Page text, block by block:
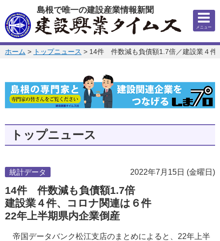
このページの本文へ
島根で唯一の建設産業情報新聞
メニュー
このページの位置:
ホーム > トップニュース > 14件 件数減も負債額1.7倍／建設業４件
トップニュース
2022年7月15日 (金曜日)
統計データ
14件 件数減も負債額1.7倍
建設業４件、コロナ関連は６件
22年上半期県内企業倒産
帝国データバンク松江支店のまとめによると、22年上半